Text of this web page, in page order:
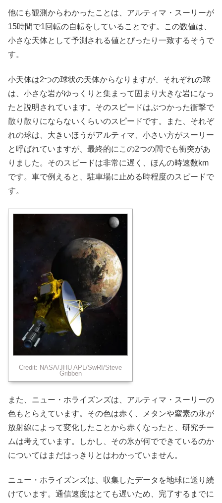
他にも観測からわかったことは、アルティマ・スーリーが
15時間で1回転の自転をしていることです。この数値は、
小さな天体として予測される値とぴったり一致するそうで
す。
小天体は2つの球状の天体からなりますが、それぞれの球
は、小さな岩がゆっくりと集まって固まり大きな岩になっ
たと説明されています。そのスピードはぶつかった衝撃で
散り散りにならないくらいのスピードです。また、それぞ
れの球は、大きいほうがアルティマ、小さい方がスーリー
と呼ばれていますが、最終的にこの2つの間でも衝突があ
りました。そのスピードは非常に遅く、ほんの時速数km
です。車で例えると、駐車場に止める時程度のスピードで
す。
Credit: NASA/JHU APL/SwRI/Steve
Gribben
また、ニュー・ホライズンズは、アルティマ・スーリーの
色もとらえています。その色は赤く、メタンや窒素の氷が
放射線によって変化したことから赤くなったと、研究チー
ムは考えています。しかし、その氷が何でできているのか
についてはまだはっきりとはわかっていません。
ニュー・ホライズンズは、収集したデータを地球に送り続
けています。通信速度はとても遅いため、完了するまでに